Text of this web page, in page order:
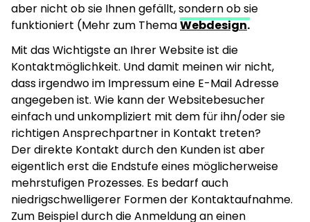
aber nicht ob sie Ihnen gefällt, sondern ob sie
funktioniert (Mehr zum ThemaWebdesign.
Mit das Wichtigste an Ihrer Website ist die
Kontaktmöglichkeit. Und damit meinen wir nicht,
dass irgendwo im Impressum eine E-Mail Adresse
angegeben ist. Wie kann der Websitebesucher
einfach und unkompliziert mit dem für ihn/oder sie
richtigen Ansprechpartner in Kontakt treten?
Der direkte Kontakt durch den Kunden ist aber
eigentlich erst die Endstufe eines möglicherweise
mehrstufigen Prozesses. Es bedarf auch
niedrigschwelligerer Formen der Kontaktaufnahme.
Zum Beispiel durch die Anmeldung an einen